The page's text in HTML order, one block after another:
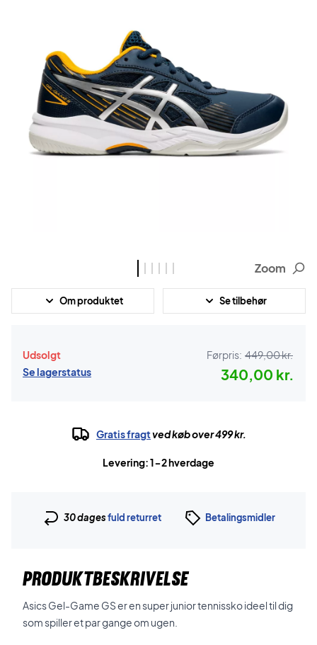
Zoom
Om produktet Se tilbehør
Udsolgt
Se lagerstatus
Førpris: 449,00 kr.
340,00 kr.
Gratis fragtved køb over 499 kr.
Levering: 1-2 hverdage
30 dagesfuld returret Betalingsmidler
PRODUKTBESKRIVELSE
Asics Gel-Game GS er en super junior tennissko ideel til dig
som spiller et par gange om ugen.